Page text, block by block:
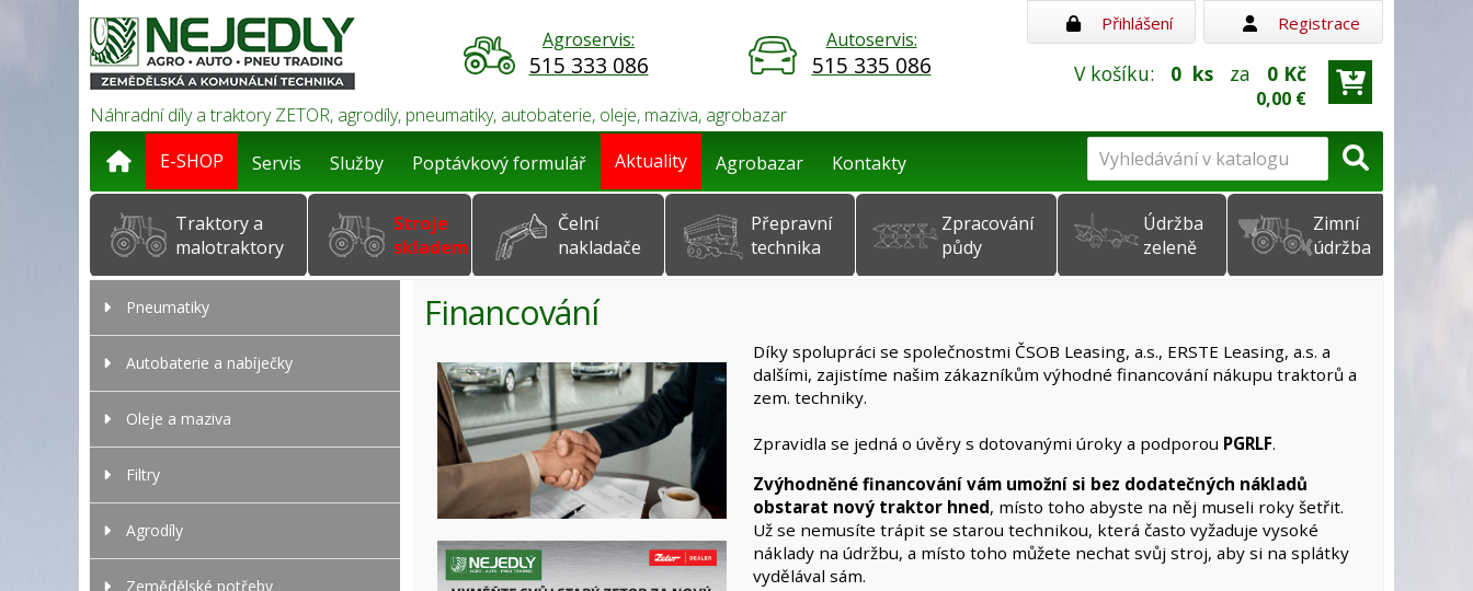
Přihlášení Registrace
Náhradní díly a traktory ZETOR, agrodíly, pneumatiky, autobaterie, oleje, maziva, agrobazar
Agroservis:
515 333 086
Autoservis:
515 335 086 V košíku: 0 ks za 0 Kč
0,00 €
E-SHOP Servis Služby Poptávkový formulář Aktuality Agrobazar Kontakty
Traktory a
malotraktory
Stroje
skladem
Čelní
nakladače
Přepravní
technika
Zpracování
půdy
Údržba
zeleně
Zimní
údržba
Pneumatiky
Autobaterie a nabíječky
Oleje a maziva
Filtry
Agrodíly
Zemědělské potřeby
Financování
Díky spolupráci se společnostmi ČSOB Leasing, a.s., ERSTE Leasing, a.s. a
dalšími, zajistíme našim zákazníkům výhodné financování nákupu traktorů a
zem. techniky.
Zpravidla se jedná o úvěry s dotovanými úroky a podporou PGRLF.
Zvýhodněné financování vám umožní si bez dodatečných nákladů
obstarat nový traktor hned, místo toho abyste na něj museli roky šetřit.
Už se nemusíte trápit se starou technikou, která často vyžaduje vysoké
náklady na údržbu, a místo toho můžete nechat svůj stroj, aby si na splátky
vydělával sám.